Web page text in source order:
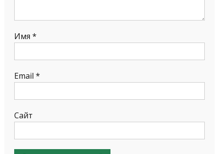
Имя *
Email *
Сайт